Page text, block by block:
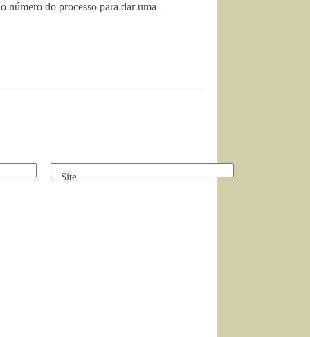
número do processo para dar uma
Site